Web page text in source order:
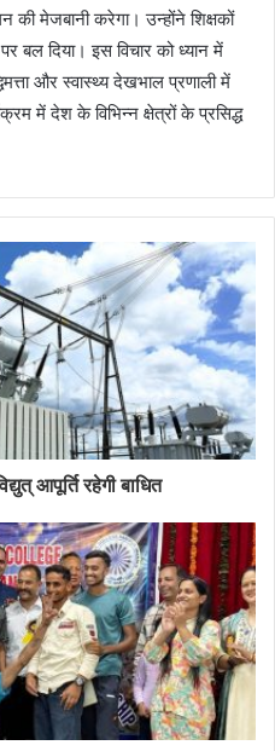
की मेजबानी करेगा। उन्होंने शिक्षकों
बल दिया। इस विचार को ध्यान में
और स्वास्थ्य देखभाल प्रणाली में
में देश के विभिन्न क्षेत्रों के प्रसिद्ध
आपूर्ति रहेगी बाधित